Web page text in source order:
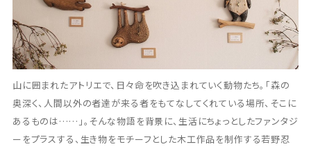
山に囲まれたアトリエで、日々命を吹き込まれていく動物たち。「森の
奥深く、人間以外の者達が来る者をもてなしてくれている場所、そこに
あるものは……」。そんな物語を背景に、生活にちょっとしたファンタジ
ーをプラスする、生き物をモチーフとした木工作品を制作する若野忍